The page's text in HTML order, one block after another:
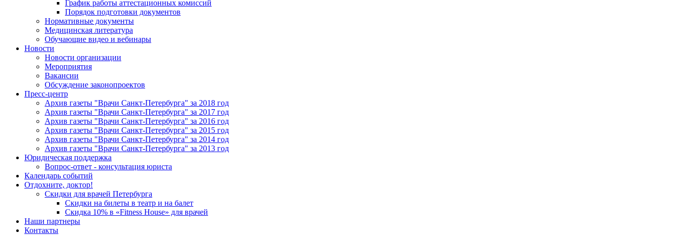
График работы аттестационных комиссий
Порядок подготовки документов
Нормативные документы
Медицинская литература
Обучающие видео и вебинары
Новости
Новости организации
Мероприятия
Вакансии
Обсуждение законопроектов
Пресс-центр
Архив газеты "Врачи Санкт-Петербурга" за 2018 год
Архив газеты "Врачи Санкт-Петербурга" за 2017 год
Архив газеты "Врачи Санкт-Петербурга" за 2016 год
Архив газеты "Врачи Санкт-Петербурга" за 2015 год
Архив газеты "Врачи Санкт-Петербурга" за 2014 год
Архив газеты "Врачи Санкт-Петербурга" за 2013 год
Юридическая поддержка
Вопрос-ответ - консультация юриста
Календарь событий
Отдохните, доктор!
Скидки для врачей Петербурга
Скидки на билеты в театр и на балет
Скидка 10% в «Fitness House» для врачей
Наши партнеры
Контакты